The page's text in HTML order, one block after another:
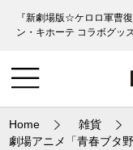
『新劇場版☆ケロロ軍曹
ン・キホーテ コラボグッ
Home
雑貨
劇場アニメ「青春ブタ